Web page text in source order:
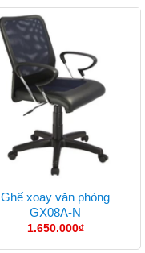
Ghế xoay văn phòng
GX08A-N
1.650.000₫